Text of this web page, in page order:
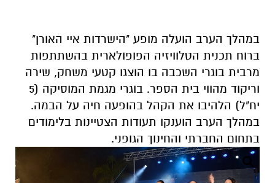
במהלך הערב הועלה מופע "הישרדות איי האורן"
ברוח תכנית הטלוויזיה הפופולארית בהשתתפות
מרבית בוגרי השכבה בו הוצגו קטעי משחק, שירה
וריקוד מהווי בית הספר. בוגרי מגמת המוסיקה (5
יח"ל) הלהיבו את הקהל בהופעה חיה על הבמה.
במהלך הערב הוענקו תעודות הצטיינות בלימודים
בתחום החברתי והחינוך הגופני.